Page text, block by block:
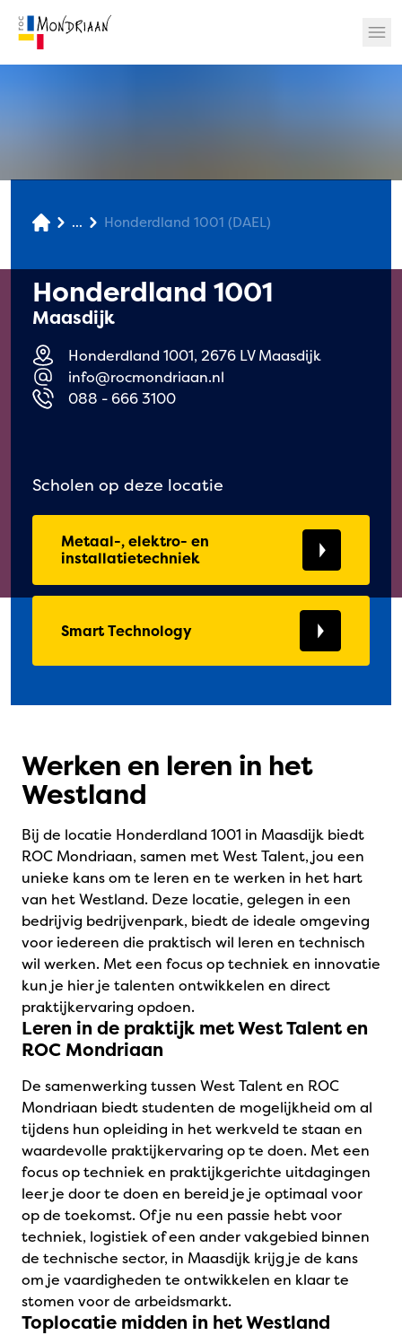
... Honderdland 1001 (DAEL)
Honderdland 1001
Maasdijk
Honderdland 1001, 2676 LV Maasdijk
info@rocmondriaan.nl
088 - 666 3100
Scholen op deze locatie
Metaal-, elektro- en
installatietechniek
Smart Technology
Werken en leren in het
Westland
Bij de locatie Honderdland 1001 in Maasdijk biedt
ROC Mondriaan, samen met West Talent, jou een
unieke kans om te leren en te werken in het hart
van het Westland. Deze locatie, gelegen in een
bedrijvig bedrijvenpark, biedt de ideale omgeving
voor iedereen die praktisch wil leren en technisch
wil werken. Met een focus op techniek en innovatie
kun je hier je talenten ontwikkelen en direct
praktijkervaring opdoen.
Leren in de praktijk met West Talent en
ROC Mondriaan
De samenwerking tussen West Talent en ROC
Mondriaan biedt studenten de mogelijkheid om al
tijdens hun opleiding in het werkveld te staan en
waardevolle praktijkervaring op te doen. Met een
focus op techniek en praktijkgerichte uitdagingen
leer je door te doen en bereid je je optimaal voor
op de toekomst. Of je nu een passie hebt voor
techniek, logistiek of een ander vakgebied binnen
de technische sector, in Maasdijk krijg je de kans
om je vaardigheden te ontwikkelen en klaar te
stomen voor de arbeidsmarkt.
Toplocatie midden in het Westland